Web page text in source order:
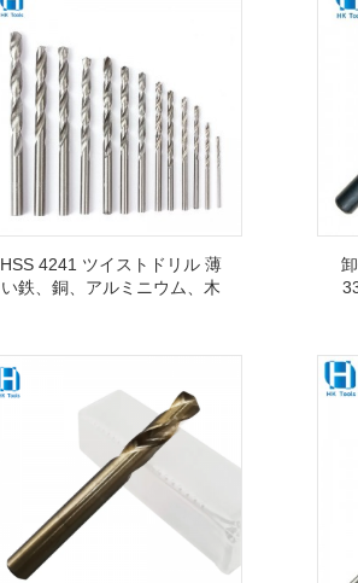
HSS 4241 ツイストドリル 薄
い鉄、銅、アルミニウム、木